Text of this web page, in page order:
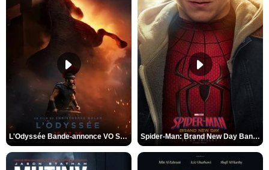
L'Odyssée Bande-annonce VO STFR Spider-Man: Brand New Day Bande-annonce VO STFR